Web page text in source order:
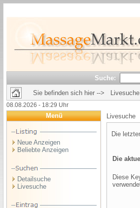
Suche:
Sie befinden sich hier --> Livesuche
08.08.2026 - 18:29 Uhr
Menü
Neue Anzeigen
Beliebte Anzeigen
Detailsuche
Livesuche
Livesuche
Die
Die
Diese